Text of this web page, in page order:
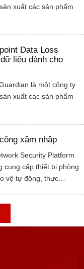
xuất các sản phẩm
Data Loss
liệu dành cho
là một công ty
xuất các sản phẩm
xâm nhập
Security Platform
cung cấp thiết bị phòng
vệ tự động, thực…